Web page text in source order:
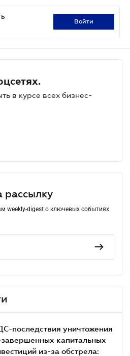
войти
в курсе всех бизнес-
рассылку
weekly-digest о ключевых событиях
последствия уничтожения
капитальных
из-за обстрела: